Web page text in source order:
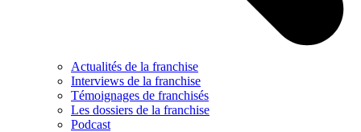
Actualités de la franchise
Interviews de la franchise
Témoignages de franchisés
Les dossiers de la franchise
Podcast